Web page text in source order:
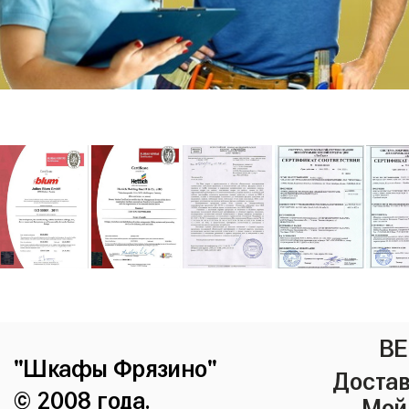
"Шкафы Фрязино"
© 2008 года.